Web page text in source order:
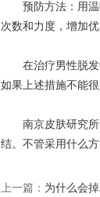
预防方法：用温
次数和力度，增加优
在治疗男性脱发中
如果上述措施不能
南京皮肤研究所
结。不管采用什么
上一篇： 为什么会